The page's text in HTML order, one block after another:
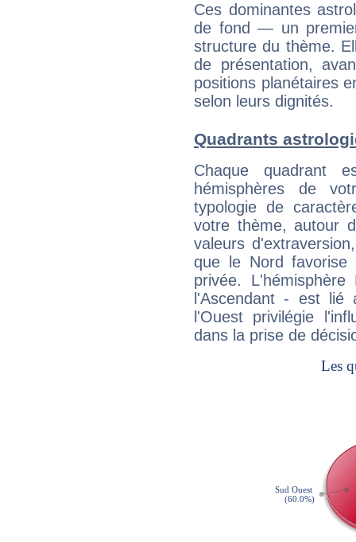
Ces dominantes
de fond — un
structure du thème.
de présentation,
positions planétaires
selon leurs dignités.
Quadrants
Chaque quadrant
hémisphères de
typologie de
votre thème, autour
valeurs
que le Nord favorise
privée.
l'Ascendant - est
l'Ouest privilégie
dans la prise de